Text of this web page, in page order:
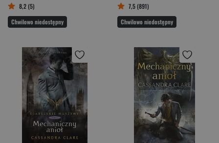
8,2 (5)
Chwilowo niedostępny
7,5 (891)
Chwilowo niedostępny